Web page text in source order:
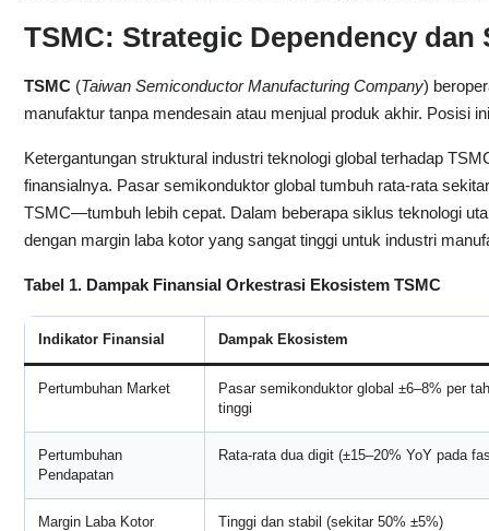
TSMC: Strategic Dependency
TSMC(Taiwan Semiconductor Manufacturing Company)
manufaktur tanpa mendesain atau menjual produk akhir. Posisi
Ketergantungan struktural industri teknologi global terhadap
finansialnya. Pasar semikonduktor global tumbuh rata-rata
TSMC—tumbuh lebih cepat. Dalam beberapa siklus teknologi
dengan margin laba kotor yang sangat tinggi untuk industri
Tabel 1. Dampak Finansial Orkestrasi Ekosistem TSMC
Indikator Finansial Dampak Ekosistem
Pertumbuhan Market
Pasar semikonduktor global ±6–8% per
tinggi
Pertumbuhan
Pendapatan
Rata-rata dua digit (±15–20% YoY pada
Margin Laba Kotor Tinggi dan stabil (sekitar 50% ±5%)